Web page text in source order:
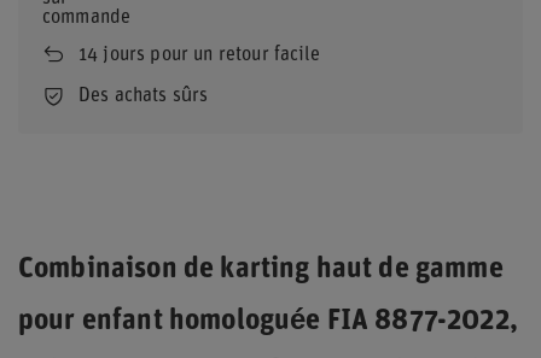
14 jours pour un retour facile
Des achats sûrs
Combinaison de karting haut de gamme
pour enfant homologuée FIA 8877-2022,